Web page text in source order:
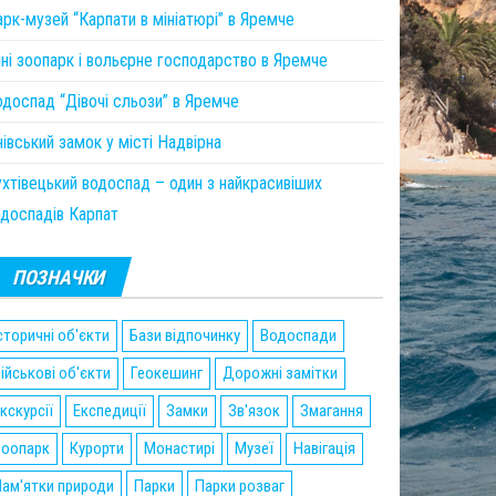
музей “Карпати в мініатюрі” в Яремче
зоопарк і вольєрне господарство в Яремче
“Дівочі сльози” в Яремче
замок у місті Надвірна
водоспад – один з найкрасивіших
Карпат
ПОЗНАЧКИ
об'єкти Бази відпочинку
Водоспади
об'єкти
Геокешинг
Дорожні замітки
Експедиції Замки Зв'язок
Змагання
Курорти Монастирі Музеї
Навігація
природи
Парки
Парки розваг